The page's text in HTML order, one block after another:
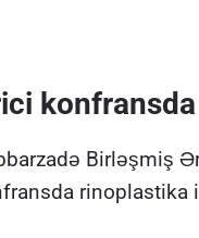
Birləşmiş
rinoplastika